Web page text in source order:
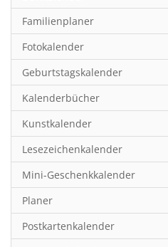
Film
Fotokunst
Frauen
Fußball
Gaming
Geburtstagskalender
Geschichte
Hobby & Basteln
Humor & Cartoon
Inspiration & Entspannung
Familienplaner
Fotokalender
Geburtstagskalender
Kalenderbücher
Kunstkalender
Lesezeichenkalender
Mini-Geschenkkalender
Planer
Postkartenkalender